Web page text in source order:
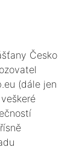
Česko
(dále jen